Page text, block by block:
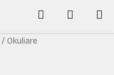
Hľadať
KOŠÍK
/ Okuliare